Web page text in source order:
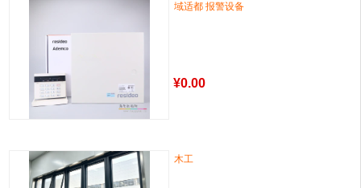
域适都 报警设备
¥0.00
木工